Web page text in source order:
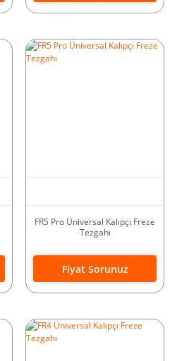
FR5 Pro Üniversal Kalıpçı Freze
Tezgahı
Fiyat Sorunuz